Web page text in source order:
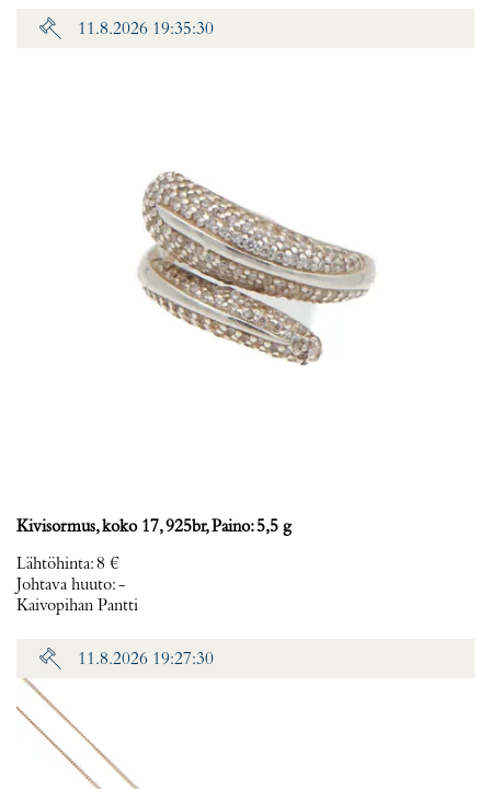
11.8.2026 19:35:30
Kivisormus, koko 17, 925br, Paino: 5,5 g
Lähtöhinta:8 €
Johtava huuto:-
Kaivopihan Pantti
11.8.2026 19:27:30